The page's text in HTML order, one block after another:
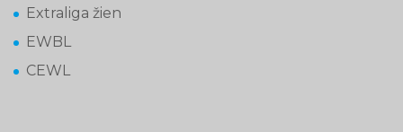
Extraliga žien
EWBL
CEWL